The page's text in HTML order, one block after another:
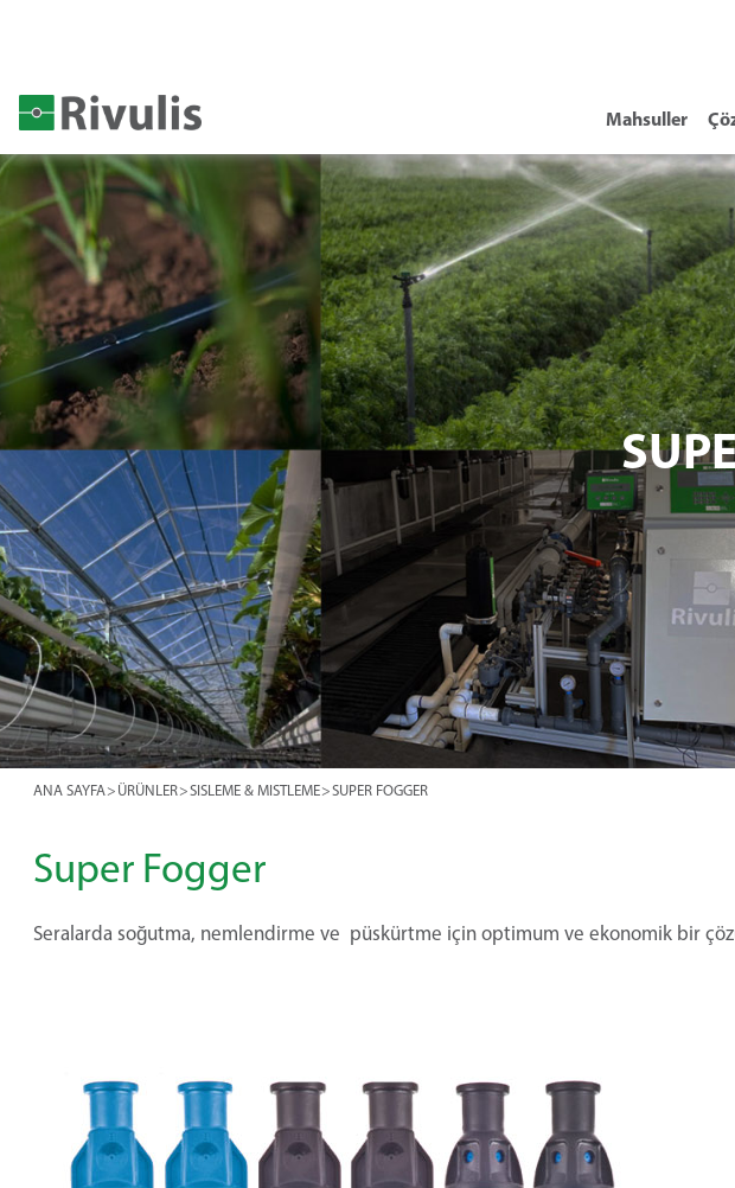
Mahsuller
ANA SAYFA> ÜRÜNLER>SISLEME & MISTLEME>SUPER FOGGER
Super Fogger
Seralarda soğutma, nemlendirme ve püskürtme için optimum ve ekonomik bir